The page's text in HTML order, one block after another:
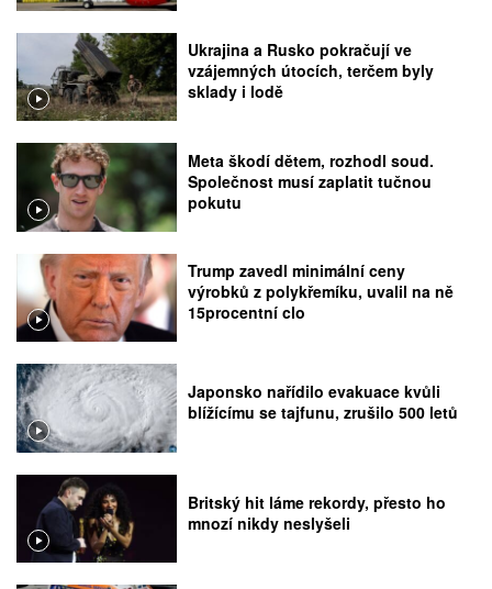
Ukrajina a Rusko pokračují ve
vzájemných útocích, terčem byly
sklady i lodě
Meta škodí dětem, rozhodl soud.
Společnost musí zaplatit tučnou
pokutu
Trump zavedl minimální ceny
výrobků z polykřemíku, uvalil na ně
15procentní clo
Japonsko nařídilo evakuace kvůli
blížícímu se tajfunu, zrušilo 500 letů
Britský hit láme rekordy, přesto ho
mnozí nikdy neslyšeli